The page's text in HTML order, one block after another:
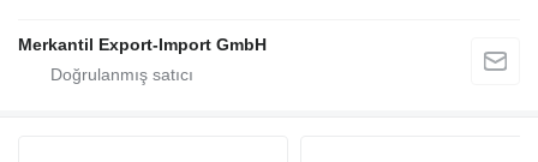
Merkantil Export-Import GmbH